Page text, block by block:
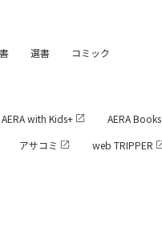
選書 コミック
AERA with Kids+
AERA Books
アサコミ
web TRIPPER